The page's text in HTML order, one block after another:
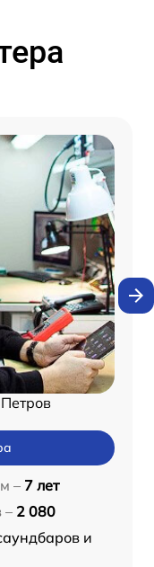
– 7 лет
– 2 080
и